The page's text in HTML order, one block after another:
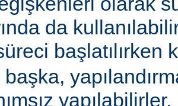
da
başlatılırken
yapılabilirler.